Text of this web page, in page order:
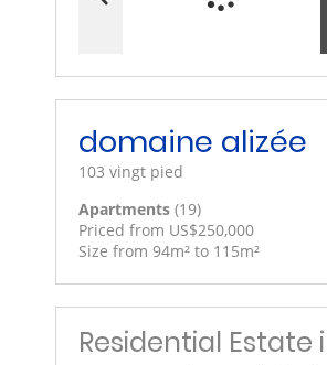
domaine alizée
103 vingt pied
Apartments (19)
Priced from US$250,000
Size from 94m² to 115m²
Residential Estate